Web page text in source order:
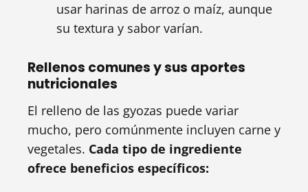
usar harinas de arroz o maíz, aunque
su textura y sabor varían.
Rellenos comunes y sus aportes
nutricionales
El relleno de las gyozas puede variar
mucho, pero comúnmente incluyen carne y
vegetales. Cada tipo de ingrediente
ofrece beneficios específicos: